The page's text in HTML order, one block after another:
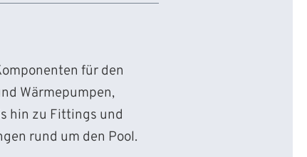
für den
Wärmepumpen,
hin zu Fittings und
rund um den Pool.